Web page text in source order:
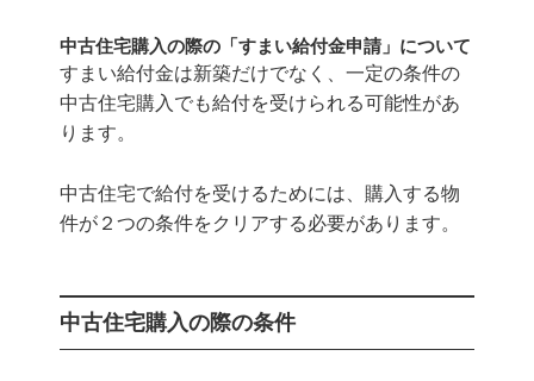
中古住宅購入の際の「すまい給付金申請」について
すまい給付金は新築だけでなく、一定の条件の
中古住宅購入でも給付を受けられる可能性があ
ります。
中古住宅で給付を受けるためには、購入する物
件が２つの条件をクリアする必要があります。
中古住宅購入の際の条件